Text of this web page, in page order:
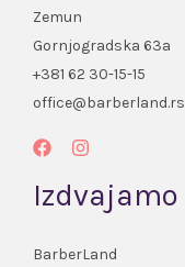
Zemun
Gornjogradska 63a
+381 62 30-15-15
office@barberland.rs
Izdvajamo
BarberLand